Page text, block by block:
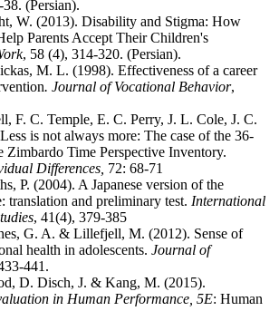
(Persian).
W. (2013). Disability and Stigma: How
Parents Accept Their Children's
, 58 (4), 314-320. (Persian).
M. L. (1998). Effectiveness of a career
. Journal of Vocational Behavior,
F. C. Temple, E. C. Perry, J. L. Cole, J. C.
is not always more: The case of the 36-
Zimbardo Time Perspective Inventory.
Differences, 72: 68-71
P. (2004). A Japanese version of the
translation and preliminary test. International
, 41(4), 379-385
G. A. & Lillefjell, M. (2012). Sense of
health in adolescents. Journal of
441.
D. Disch, J. & Kang, M. (2015).
in Human Performance, 5E: Human